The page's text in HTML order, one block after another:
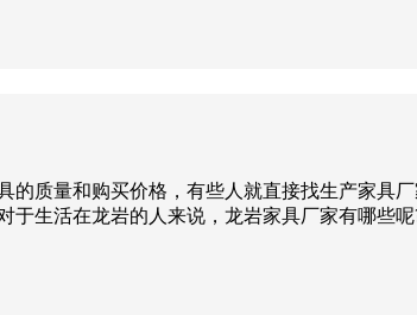
质量和购买价格，有些人就直接找生产家具
生活在龙岩的人来说，龙岩家具厂家有哪些呢